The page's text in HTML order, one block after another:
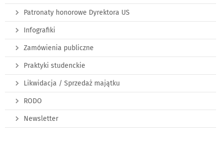
Patronaty honorowe Dyrektora US
Infografiki
Zamówienia publiczne
Praktyki studenckie
Likwidacja / Sprzedaż majątku
RODO
Newsletter